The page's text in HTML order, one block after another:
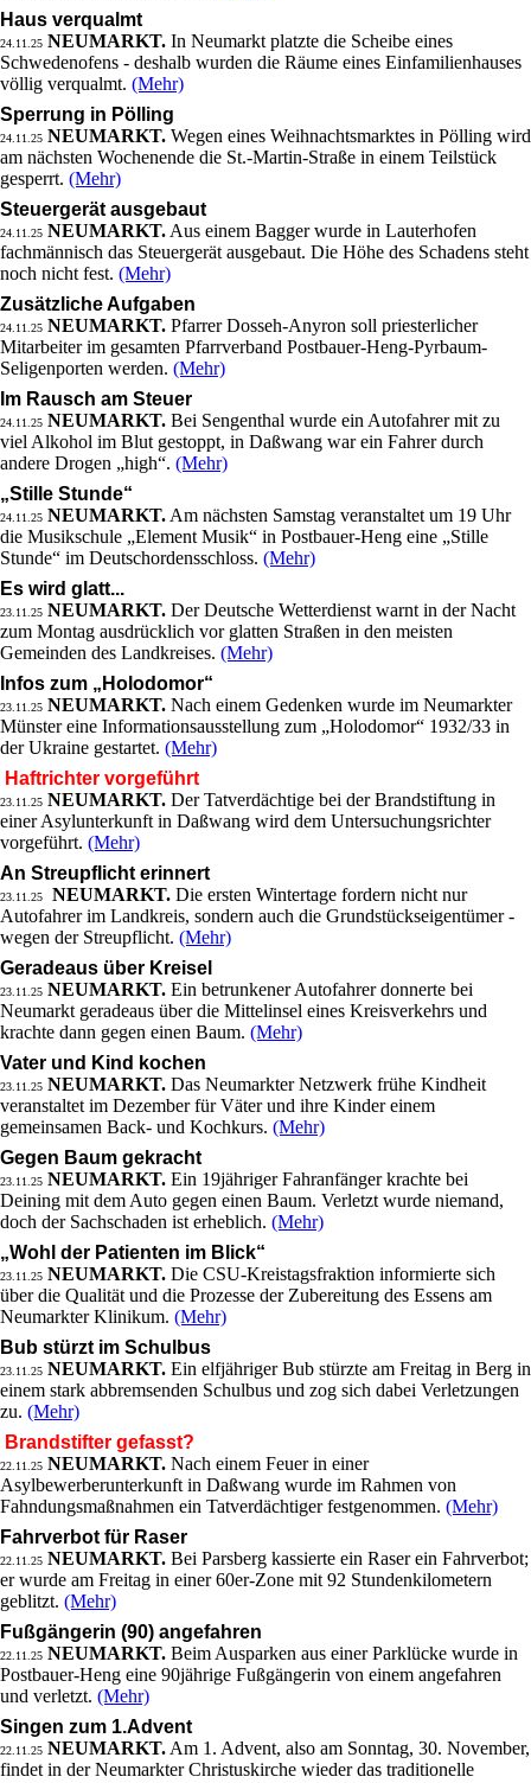
Haus verqualmt
24.11.25 NEUMARKT. In Neumarkt platzte die Scheibe eines
Schwedenofens - deshalb wurden die Räume eines Einfamilienhauses
völlig verqualmt. (Mehr)
Sperrung in Pölling
24.11.25 NEUMARKT. Wegen eines Weihnachtsmarktes in Pölling wird
am nächsten Wochenende die St.-Martin-Straße in einem Teilstück
gesperrt. (Mehr)
Steuergerät ausgebaut
24.11.25 NEUMARKT. Aus einem Bagger wurde in Lauterhofen
fachmännisch das Steuergerät ausgebaut. Die Höhe des Schadens steht
noch nicht fest. (Mehr)
Zusätzliche Aufgaben
24.11.25 NEUMARKT. Pfarrer Dosseh-Anyron soll priesterlicher
Mitarbeiter im gesamten Pfarrverband Postbauer-Heng-Pyrbaum-
Seligenporten werden. (Mehr)
Im Rausch am Steuer
24.11.25 NEUMARKT. Bei Sengenthal wurde ein Autofahrer mit zu
viel Alkohol im Blut gestoppt, in Daßwang war ein Fahrer durch
andere Drogen „high“. (Mehr)
„Stille Stunde“
24.11.25 NEUMARKT. Am nächsten Samstag veranstaltet um 19 Uhr
die Musikschule „Element Musik“ in Postbauer-Heng eine „Stille
Stunde“ im Deutschordensschloss. (Mehr)
Es wird glatt...
23.11.25 NEUMARKT. Der Deutsche Wetterdienst warnt in der Nacht
zum Montag ausdrücklich vor glatten Straßen in den meisten
Gemeinden des Landkreises. (Mehr)
Infos zum „Holodomor“
23.11.25 NEUMARKT. Nach einem Gedenken wurde im Neumarkter
Münster eine Informationsausstellung zum „Holodomor“ 1932/33 in
der Ukraine gestartet. (Mehr)
Haftrichter vorgeführt
23.11.25 NEUMARKT. Der Tatverdächtige bei der Brandstiftung in
einer Asylunterkunft in Daßwang wird dem Untersuchungsrichter
vorgeführt. (Mehr)
An Streupflicht erinnert
23.11.25 NEUMARKT. Die ersten Wintertage fordern nicht nur
Autofahrer im Landkreis, sondern auch die Grundstückseigentümer -
wegen der Streupflicht. (Mehr)
Geradeaus über Kreisel
23.11.25 NEUMARKT. Ein betrunkener Autofahrer donnerte bei
Neumarkt geradeaus über die Mittelinsel eines Kreisverkehrs und
krachte dann gegen einen Baum. (Mehr)
Vater und Kind kochen
23.11.25 NEUMARKT. Das Neumarkter Netzwerk frühe Kindheit
veranstaltet im Dezember für Väter und ihre Kinder einem
gemeinsamen Back- und Kochkurs. (Mehr)
Gegen Baum gekracht
23.11.25 NEUMARKT. Ein 19jähriger Fahranfänger krachte bei
Deining mit dem Auto gegen einen Baum. Verletzt wurde niemand,
doch der Sachschaden ist erheblich. (Mehr)
„Wohl der Patienten im Blick“
23.11.25 NEUMARKT. Die CSU-Kreistagsfraktion informierte sich
über die Qualität und die Prozesse der Zubereitung des Essens am
Neumarkter Klinikum. (Mehr)
Bub stürzt im Schulbus
23.11.25 NEUMARKT. Ein elfjähriger Bub stürzte am Freitag in Berg in
einem stark abbremsenden Schulbus und zog sich dabei Verletzungen
zu. (Mehr)
Brandstifter gefasst?
22.11.25 NEUMARKT. Nach einem Feuer in einer
Asylbewerberunterkunft in Daßwang wurde im Rahmen von
Fahndungsmaßnahmen ein Tatverdächtiger festgenommen. (Mehr)
Fahrverbot für Raser
22.11.25 NEUMARKT. Bei Parsberg kassierte ein Raser ein Fahrverbot;
er wurde am Freitag in einer 60er-Zone mit 92 Stundenkilometern
geblitzt. (Mehr)
Fußgängerin (90) angefahren
22.11.25 NEUMARKT. Beim Ausparken aus einer Parklücke wurde in
Postbauer-Heng eine 90jährige Fußgängerin von einem angefahren
und verletzt. (Mehr)
Singen zum 1.Advent
22.11.25 NEUMARKT. Am 1. Advent, also am Sonntag, 30. November,
findet in der Neumarkter Christuskirche wieder das traditionelle